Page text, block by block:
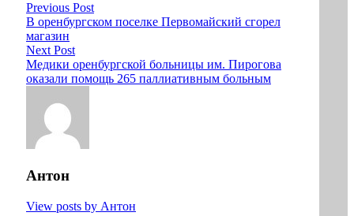
Previous Post
В оренбургском поселке Первомайский сгорел
магазин
Next Post
Медики оренбургской больницы им. Пирогова
оказали помощь 265 паллиативным больным
Антон
View posts by Антон